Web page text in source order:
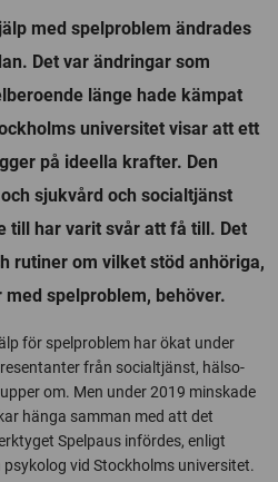
med spelproblem ändrades
Det var ändringar som
länge hade kämpat
universitet visar att ett
på ideella krafter. Den
sjukvård och socialtjänst
till har varit svår att få till. Det
rutiner om vilket stöd anhöriga,
spelproblem, behöver.
för spelproblem har ökat under
från socialtjänst, hälso-
om. Men under 2019 minskade
hänga samman med att det
Spelpaus infördes, enligt
vid Stockholms universitet.